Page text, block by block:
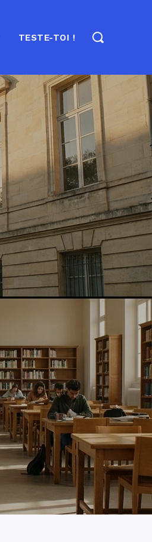
TESTE-TOI !